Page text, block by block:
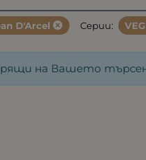
D'Arcel Серии:
на Вашето